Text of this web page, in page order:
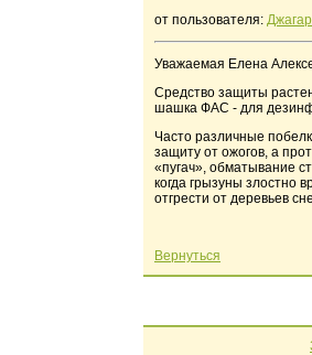
от пользователя:
Уважаемая Елена
Средство защиты
шашка ФАС - для
Часто различные
защиту от ожогов, а
«пугач», обматывание
когда грызуны злостно
отгрести от деревьев
Вернуться